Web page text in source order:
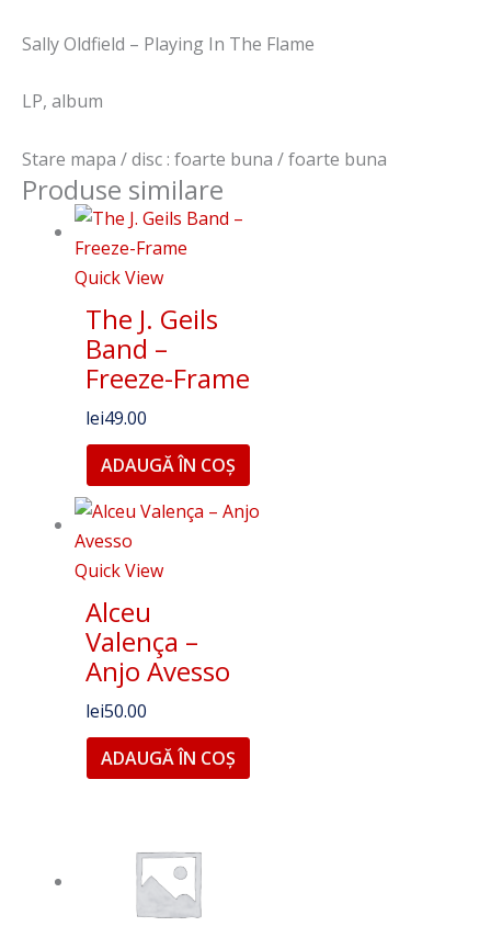
Sally Oldfield – Playing In The Flame
LP, album
Stare mapa / disc : foarte buna / foarte buna
Produse similare
Quick View
The J. Geils
Band –
Freeze-Frame
lei49.00
ADAUGĂ ÎN COȘ
Quick View
Alceu
Valença ‎–
Anjo Avesso
lei50.00
ADAUGĂ ÎN COȘ